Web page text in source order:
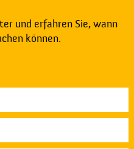
und erfahren Sie, wann
können.